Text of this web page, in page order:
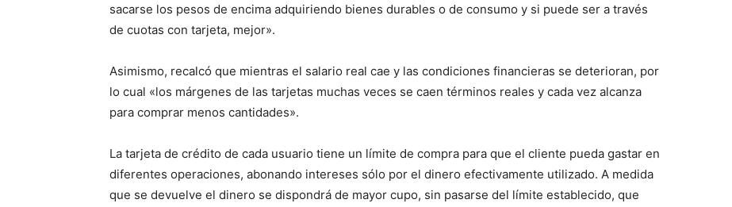
sacarse los pesos de encima adquiriendo bienes durables o de consumo y si puede ser a través
de cuotas con tarjeta, mejor».
Asimismo, recalcó que mientras el salario real cae y las condiciones financieras se deterioran, por
lo cual «los márgenes de las tarjetas muchas veces se caen términos reales y cada vez alcanza
para comprar menos cantidades».
La tarjeta de crédito de cada usuario tiene un límite de compra para que el cliente pueda gastar en
diferentes operaciones, abonando intereses sólo por el dinero efectivamente utilizado. A medida
que se devuelve el dinero se dispondrá de mayor cupo, sin pasarse del límite establecido, que